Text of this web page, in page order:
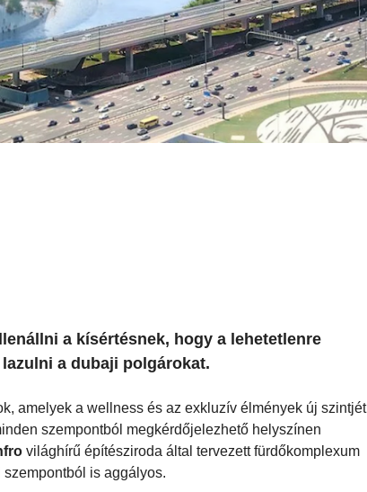
a kísértésnek, hogy a lehetetlenre
a dubaji polgárokat.
amelyek a wellness és az exkluzív élmények új szintjét
szempontból megkérdőjelezhető helyszínen
világhírű építésziroda által tervezett fürdőkomplexum
is aggályos.